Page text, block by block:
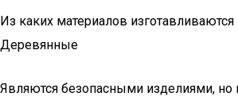
Из каких материалов изготавливаются
Деревянные
Являются безопасными изделиями,